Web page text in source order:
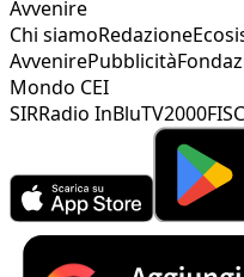
Avvenire
Chi siamoRedazione
AvvenirePubblicità
Mondo CEI
SIRRadio InBluTV2000FISC